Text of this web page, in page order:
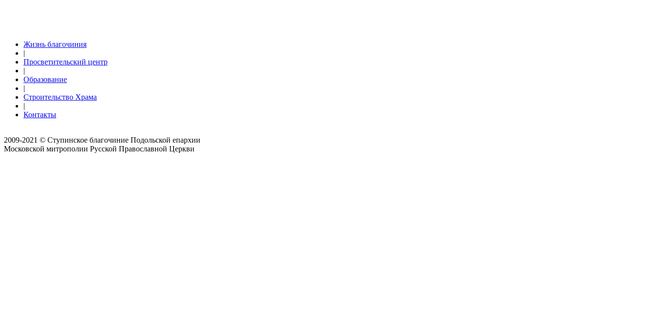
Жизнь благочиния
|
Просветительский центр
|
Образование
|
Строительство Храма
|
Контакты
2009-2021 © Ступинское благочиние Подольской епархии
Московской митрополии Русской Православной Церкви